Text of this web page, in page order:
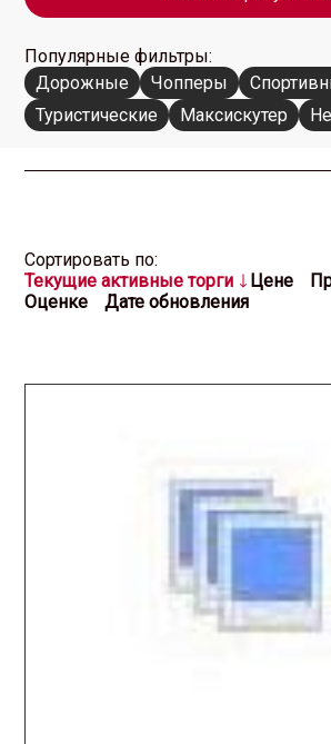
Популярные фильтры:
Дорожные
Чопперы
Туристические
Максискутер
Cортировать по:
Текущие активные торги
Цене
Оценке
Дате обновления